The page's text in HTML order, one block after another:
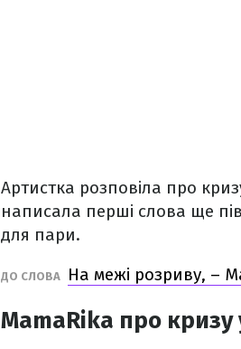
Артистка розповіла про
написала перші слова ще
для пари.
ДО СЛОВА На межі розриву, –
MamaRika про кризу